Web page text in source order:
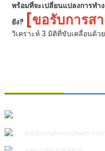
พร้อมที่จะเปลี่ยนแปลงการท
ยัง? [ขอรับการส
วิเคราะห์ 3 มิติที่ขับเคลื่อนด้ว